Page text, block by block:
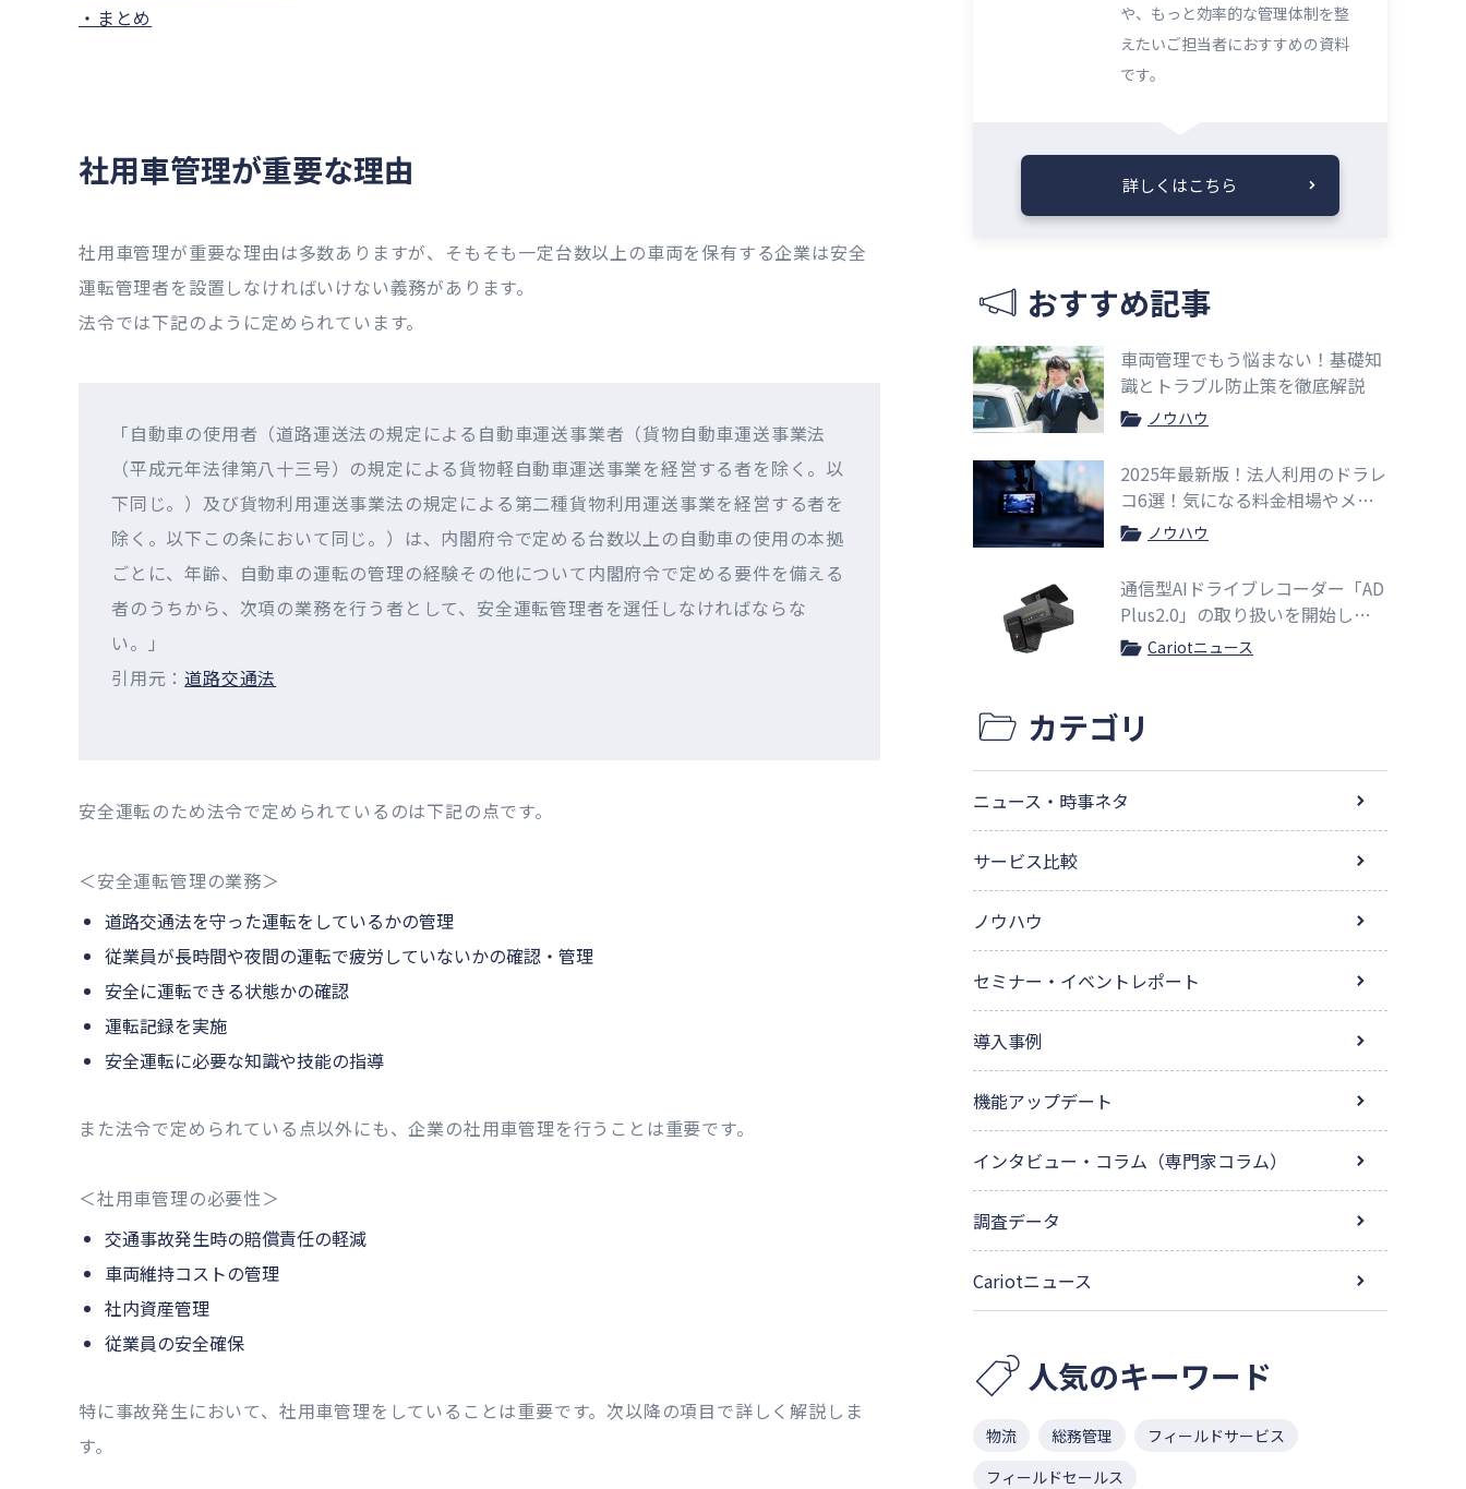
・まとめ
社用車管理が重要な理由
社用車管理が重要な理由は多数ありますが、そもそも一定台数以上の車両を保有する企業は安全
運転管理者を設置しなければいけない義務があります。
法令では下記のように定められています。
「自動車の使用者（道路運送法の規定による自動車運送事業者（貨物自動車運送事業法
（平成元年法律第八十三号）の規定による貨物軽自動車運送事業を経営する者を除く。以
下同じ。）及び貨物利用運送事業法の規定による第二種貨物利用運送事業を経営する者を
除く。以下この条において同じ。）は、内閣府令で定める台数以上の自動車の使用の本拠
ごとに、年齢、自動車の運転の管理の経験その他について内閣府令で定める要件を備える
者のうちから、次項の業務を行う者として、安全運転管理者を選任しなければならな
い。」
引用元：道路交通法
安全運転のため法令で定められているのは下記の点です。
＜安全運転管理の業務＞
道路交通法を守った運転をしているかの管理
従業員が長時間や夜間の運転で疲労していないかの確認・管理
安全に運転できる状態かの確認
運転記録を実施
安全運転に必要な知識や技能の指導
また法令で定められている点以外にも、企業の社用車管理を行うことは重要です。
＜社用車管理の必要性＞
交通事故発生時の賠償責任の軽減
車両維持コストの管理
社内資産管理
従業員の安全確保
特に事故発生において、社用車管理をしていることは重要です。次以降の項目で詳しく解説しま
す。
や、もっと効率的な管理体制を整
えたいご担当者におすすめの資料
です。
詳しくはこちら
おすすめ記事
車両管理でもう悩まない！基礎知
識とトラブル防止策を徹底解説
ノウハウ
2025年最新版！法人利用のドラレ
コ6選！気になる料金相場やメリ
ットも紹介
ノウハウ
通信型AIドライブレコーダー「AD
Plus2.0」の取り扱いを開始しま
したCariotニュース
カテゴリ
ニュース・時事ネタ
サービス比較
ノウハウ
セミナー・イベントレポート
導入事例
機能アップデート
インタビュー・コラム（専門家コラム）
調査データ
Cariotニュース
人気のキーワード
物流 総務管理
フィールドサービス
フィールドセールス